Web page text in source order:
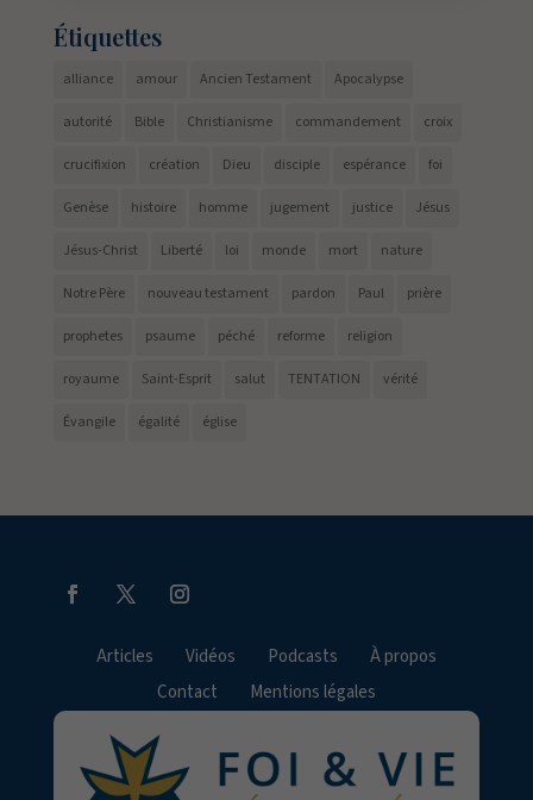
Étiquettes
alliance amour Ancien Testament Apocalypse
autorité Bible Christianisme commandement croix
crucifixion création Dieu disciple espérance foi
Genèse histoire homme jugement justice Jésus
Jésus-Christ Liberté loi monde mort nature
Notre Père nouveau testament pardon Paul prière
prophetes psaume péché reforme religion
royaume Saint-Esprit salut TENTATION vérité
Évangile égalité église
Articles Vidéos Podcasts
À propos
Contact
Mentions légales